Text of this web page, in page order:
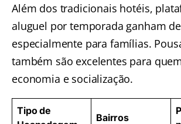
Além dos tradicionais hotéis,
aluguel por temporada ganham
especialmente para famílias.
também são excelentes para
economia e socialização.
Tipo de
Bairros